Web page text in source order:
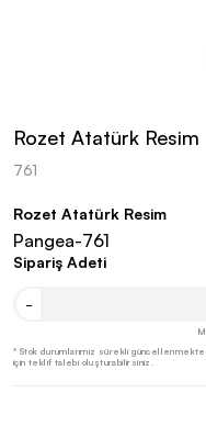
Rozet Atatürk Resim
761
Rozet Atatürk Resim
Pangea-761
Sipariş Adeti
-
* Stok durumlarımız sürekli
için teklif talebi oluşturabilirsiniz.